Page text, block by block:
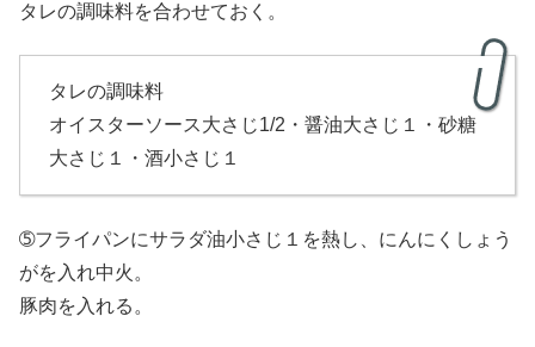
タレの調味料を合わせておく。
タレの調味料
オイスターソース大さじ1/2・醤油大さじ１・砂糖
大さじ１・酒小さじ１
➄フライパンにサラダ油小さじ１を熱し、にんにくしょう
がを入れ中火。
豚肉を入れる。